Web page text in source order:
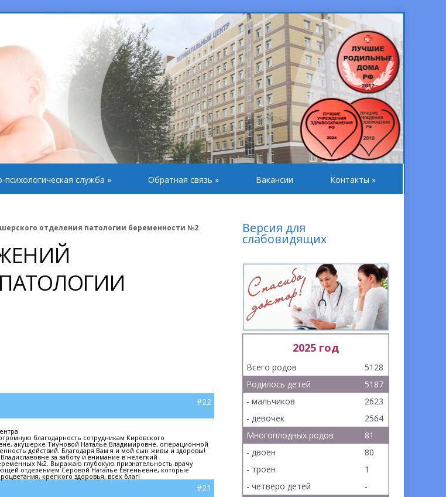
психологическая служба » Обратная связь » Вакансии Контакты »
отделения патологии беременности №2
#22
благодарность сотрудникам Кировского
акушерке Тиуновой Наталье Владимировне, операционной
действий. Благодаря Вам я и мой сын живы и здоровы!
за заботу и внимание в нелегкий
№2. Выражаю глубокую признательность врачу
отделением Серовой Наталье Евгеньевне, которые
крепкого здоровья, всех благ!
#21
Версия для
слабовидящих
2025 год
Всего родов
5128
Родилось детей
5187
- мальчиков
2623
- девочек
2564
Многоплодных родов
81
- двоен
80
- троен
1
- четверо детей
-